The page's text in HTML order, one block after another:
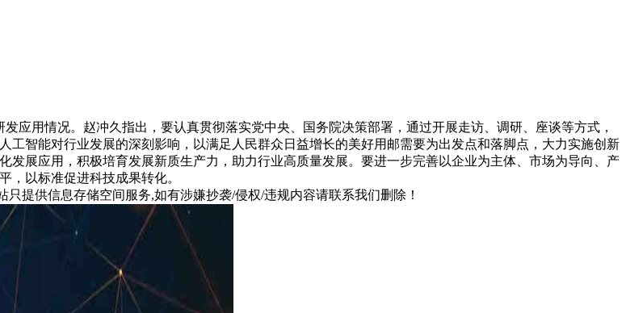
应用情况。赵冲久指出，要认真贯彻落实党中央、国务院决策部署，通过开展走访、调研、座谈等方式，
智能对行业发展的深刻影响，以满足人民群众日益增长的美好用邮需要为出发点和落脚点，大力实施创新
展应用，积极培育发展新质生产力，助力行业高质量发展。要进一步完善以企业为主体、市场为导向、产
，以标准促进科技成果转化。
只提供信息存储空间服务,如有涉嫌抄袭/侵权/违规内容请联系我们删除！